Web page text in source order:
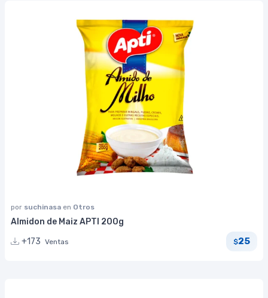
por suchinasa en Otros
Almidon de Maiz APTI 200g
+173 Ventas $25